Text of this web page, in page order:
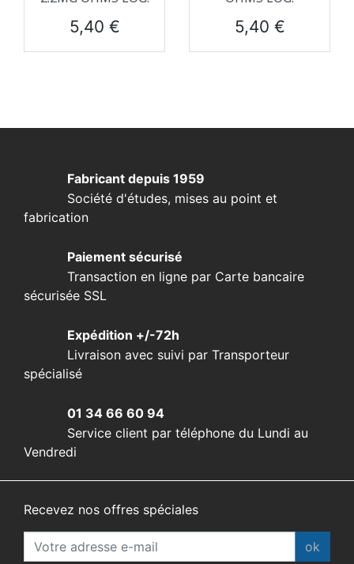
Prix
5,40 € Prix
5,40 €
Fabricant depuis 1959
Société d'études, mises au point et
fabrication
Paiement sécurisé
Transaction en ligne par Carte bancaire
sécurisée SSL
Expédition +/-72h
Livraison avec suivi par Transporteur
spécialisé
01 34 66 60 94
Service client par téléphone du Lundi au
Vendredi
Recevez nos offres spéciales
ok